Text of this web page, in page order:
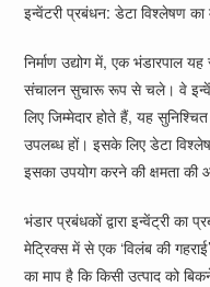
इन्वेंटरी प्रबंधन: डेटा विश्लेषण का
निर्माण उद्योग में, एक भंडारपाल
संचालन सुचारू रूप से चले। वे
लिए जिम्मेदार होते हैं, यह
उपलब्ध हों। इसके लिए डेटा
इसका उपयोग करने की क्षमता की
भंडार प्रबंधकों द्वारा इन्वेंट्री
मेट्रिक्स में से एक ‘विलंब की
का माप है कि किसी उत्पाद को